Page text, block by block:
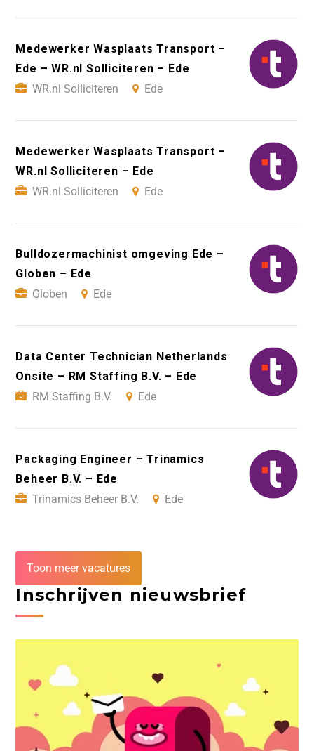
Medewerker Wasplaats Transport –
Ede – WR.nl Solliciteren – Ede
WR.nl Solliciteren
Ede
Medewerker Wasplaats Transport –
WR.nl Solliciteren – Ede
WR.nl Solliciteren
Ede
Bulldozermachinist omgeving Ede –
Globen – Ede
Globen
Ede
Data Center Technician Netherlands
Onsite – RM Staffing B.V. – Ede
RM Staffing B.V.
Ede
Packaging Engineer – Trinamics
Beheer B.V. – Ede
Trinamics Beheer B.V.
Ede
Toon meer vacatures
Inschrijven nieuwsbrief